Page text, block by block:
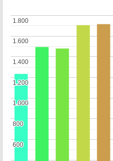
600
600
800
800
1.000
1.000
1.200
1.200
1.400
1.400
1.600
1.600
1.800
1.800